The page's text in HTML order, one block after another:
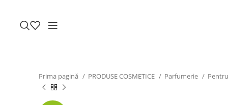
Prima pagină PRODUSE COSMETICE Parfumerie